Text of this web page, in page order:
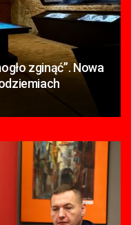
zginąć”. Nowa